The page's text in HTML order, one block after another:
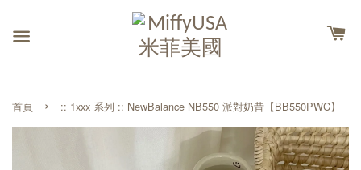
首頁 › :: 1xxx 系列 :: NewBalance NB550 派對奶昔【BB550PWC】